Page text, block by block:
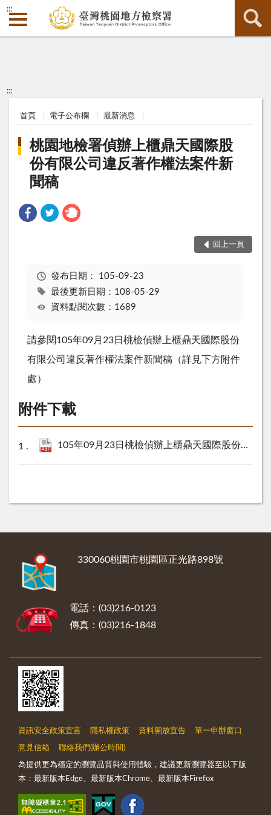
:::
:::
首頁 電子公布欄 最新消息
桃園地檢署偵辦上櫃鼎天國際股
份有限公司違反著作權法案件新
聞稿
回上一頁
發布日期： 105-09-23
最後更新日期：108-05-29
資料點閱次數：1689
請參閱105年09月23日桃檢偵辦上櫃鼎天國際股份
有限公司違反著作權法案件新聞稿（詳見下方附件
處）
附件下載
105年09月23日桃檢偵辦上櫃鼎天國際股份有限公司違反著作權法案件新聞稿.pdf
330060桃園市桃園區正光路898號
電話：(03)216-0123
傳真：(03)216-1848
資訊安全政策宣言 隱私權政策 資料開放宣告 單一申辦窗口
意見信箱 聯絡我們(辦公時間)
為提供更為穩定的瀏覽品質與使用體驗，建議更新瀏覽器至以下版
本：最新版本Edge、最新版本Chrome、最新版本Firefox